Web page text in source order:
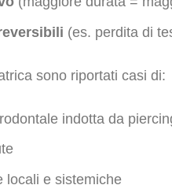
(es. perdita di
sono riportati casi di:
indotta da
locali e sistemiche